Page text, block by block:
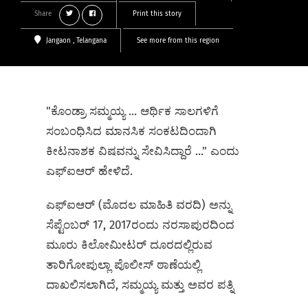
Share Print this story
Jangaon , Telangana See more from this region
"ಕೊಂಡ್ರಾ ಸಮ್ಮಯ್ಯ ... ಆರ್ಥಿಕ ಸಾಲಗಳಿಗೆ
ಸಂಬಂಧಿಸಿದ ಮಾನಸಿಕ ಸಂಕಟದಿಂದಾಗಿ
ಕೀಟನಾಶಕ ವಿಷವನ್ನು ಸೇವಿಸಿದ್ದಾರೆ ..." ಎಂದು
ಎಫ್ಐಆರ್ ಹೇಳಿದೆ.
ಎಫ್‌ಐಆರ್ (ಮೊದಲ ಮಾಹಿತಿ ವರದಿ) ಅನ್ನು
ಸೆಪ್ಟೆಂಬರ್ 17, 2017ರಂದು ನರಸಾಪುರದಿಂದ
ಮೂರು ಕಿಲೋಮೀಟರ್ ದೂರದಲ್ಲಿರುವ
ತಾರಿಗೋಪುಲ್ಲಾ ಪೊಲೀಸ್ ಠಾಣೆಯಲ್ಲಿ
ದಾಖಲಿಸಲಾಗಿದೆ, ಸಮ್ಮಯ್ಯ ಮತ್ತು ಅವರ ಪತ್ನಿ